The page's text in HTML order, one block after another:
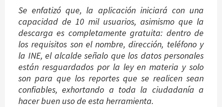
Se enfatizó que, la aplicación iniciará con una
capacidad de 10 mil usuarios, asimismo que la
descarga es completamente gratuita: dentro de
los requisitos son el nombre, dirección, teléfono y
la INE, el alcalde señalo que los datos personales
están resguardados por la ley en materia y solo
son para que los reportes que se realicen sean
confiables, exhortando a toda la ciudadanía a
hacer buen uso de esta herramienta.